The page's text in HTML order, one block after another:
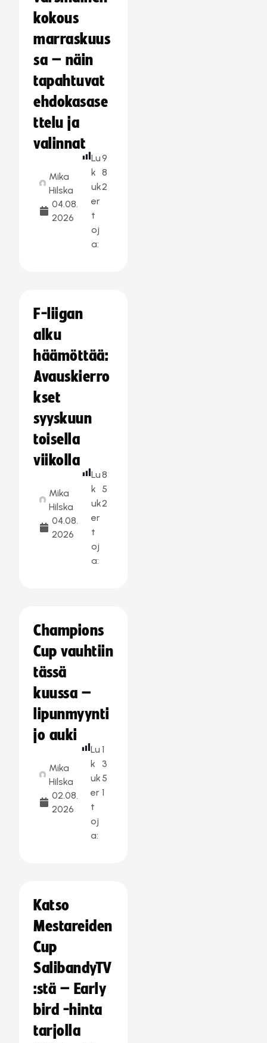
kokous
marraskuus
sa – näin
tapahtuvat
ehdokasase
ttelu ja
valinnat
Mika
Hilska
04.08.
2026
Lu
k
uk
er
t
oj
a:
9
8
2
F-liigan
alku
häämöttää:
Avauskierro
kset
syyskuun
toisella
viikolla
Mika
Hilska
04.08.
2026
Lu
k
uk
er
t
oj
a:
8
5
2
Champions
Cup vauhtiin
tässä
kuussa –
lipunmyynti
jo auki
Mika
Hilska
02.08.
2026
Lu
k
uk
er
t
oj
a:
1
3
5
1
Katso
Mestareiden
Cup
SalibandyTV
:stä – Early
bird -hinta
tarjolla